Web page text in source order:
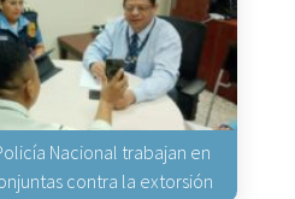
Nacional trabajan en
contra la extorsión